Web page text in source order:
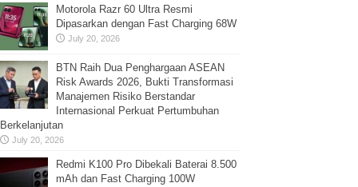
Motorola Razr 60 Ultra Resmi
Dipasarkan dengan Fast Charging 68W
July 20, 2026
BTN Raih Dua Penghargaan ASEAN
Risk Awards 2026, Bukti Transformasi
Manajemen Risiko Berstandar
Internasional Perkuat Pertumbuhan
Berkelanjutan
July 20, 2026
Redmi K100 Pro Dibekali Baterai 8.500
mAh dan Fast Charging 100W